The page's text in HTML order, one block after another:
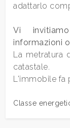
adattarlo
Vi
informazioni
La metratura
catastale.
L'immobile fa
Classe
Qualsiasi
1
2